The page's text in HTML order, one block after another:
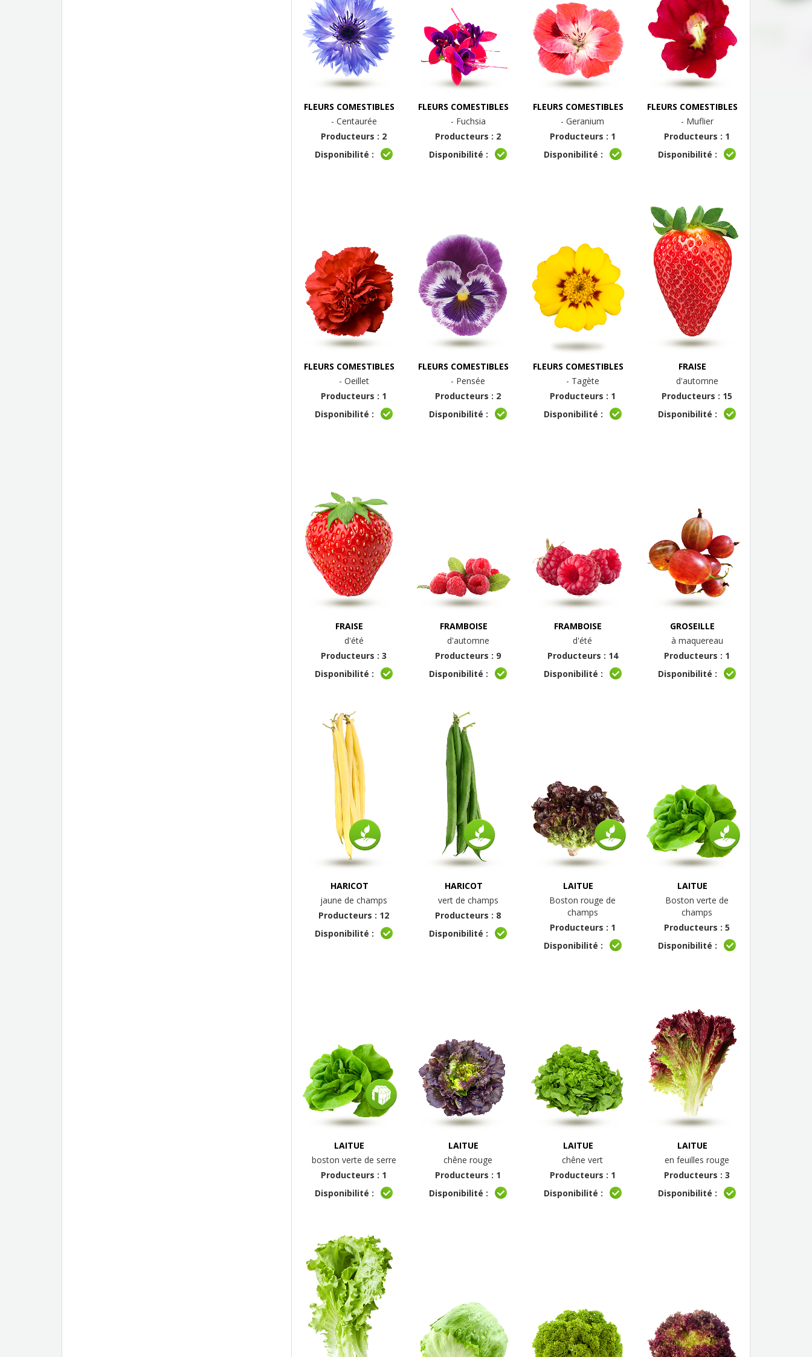
FLEURS COMESTIBLES
- Centaurée
Producteurs : 2
Disponibilité :
FLEURS COMESTIBLES
- Fuchsia
Producteurs : 2
Disponibilité :
FLEURS COMESTIBLES
- Geranium
Producteurs : 1
Disponibilité :
FLEURS COMESTIBLES
- Muflier
Producteurs : 1
Disponibilité :
FLEURS COMESTIBLES
- Oeillet
Producteurs : 1
Disponibilité :
FLEURS COMESTIBLES
- Pensée
Producteurs : 2
Disponibilité :
FLEURS COMESTIBLES
- Tagète
Producteurs : 1
Disponibilité :
FRAISE
d'automne
Producteurs : 15
Disponibilité :
FRAISE
d'été
Producteurs : 3
Disponibilité :
FRAMBOISE
d'automne
Producteurs : 9
Disponibilité :
FRAMBOISE
d'été
Producteurs : 14
Disponibilité :
GROSEILLE
à maquereau
Producteurs : 1
Disponibilité :
HARICOT
jaune de champs
Producteurs : 12
Disponibilité :
HARICOT
vert de champs
Producteurs : 8
Disponibilité :
LAITUE
Boston rouge de
champs
Producteurs : 1
Disponibilité :
LAITUE
Boston verte de
champs
Producteurs : 5
Disponibilité :
LAITUE
boston verte de serre
Producteurs : 1
Disponibilité :
LAITUE
chêne rouge
Producteurs : 1
Disponibilité :
LAITUE
chêne vert
Producteurs : 1
Disponibilité :
LAITUE
en feuilles rouge
Producteurs : 3
Disponibilité :